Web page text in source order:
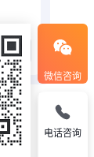
微信咨询
电话咨询